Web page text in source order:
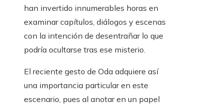
han invertido innumerables horas en
examinar capítulos, diálogos y escenas
con la intención de desentrañar lo que
podría ocultarse tras ese misterio.
El reciente gesto de Oda adquiere así
una importancia particular en este
escenario, pues al anotar en un papel